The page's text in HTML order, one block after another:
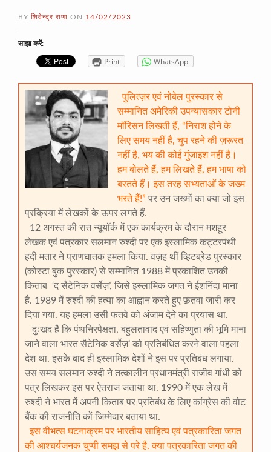
BY शिवेन्द्र राणा ON 14/02/2023
साझा करें:
Print WhatsApp
पुलित्ज़र एवं नोबेल पुरस्कार से
सम्मानित अमेरिकी उपन्यासकार टोनी
मॉरिसन लिखती हैं, “निराश होने के
लिए समय नहीं है, चुप रहने की ज़रूरत
नहीं है, भय की कोई गुंजाइश नहीं है।
हम बोलते हैं, हम लिखते हैं, हम भाषा को
बरतते हैं। इस तरह सभ्यताओं के जख्म
भरते हैं!” पर उन जख्मों का क्या जो इस
प्रक्रिया में लेखकों के ऊपर लगते हैं.
12 अगस्त की रात न्यूयॉर्क में एक कार्यक्रम के दौरान मशहूर
लेखक एवं पत्रकार सलमान रुश्दी पर एक इस्लामिक कट्टरपंथी
हदी मतार ने प्राणघातक हमला किया. वज़ह थीं व्हिटब्रेड पुरस्कार
(कोस्टा बुक पुरस्कार) से सम्मानित 1988 में प्रकाशित उनकी
किताब ‘द सैटेनिक वर्सेज़’, जिसे इस्लामिक जगत ने ईशनिंदा माना
है. 1989 में रुश्दी की हत्या का आह्वान करते हुए फ़तवा जारी कर
दिया गया. यह हमला उसी फतवे को अंजाम देने का प्रयास था.
दुःखद है कि पंथनिरपेक्षता, बहुलतावाद एवं सहिष्णुता की भूमि माना
जाने वाला भारत सैटेनिक वर्सेज़’ को प्रतिबंधित करने वाला पहला
देश था. इसके बाद ही इस्लामिक देशों ने इस पर प्रतिबंध लगाया.
उस समय सलमान रुश्दी ने तत्कालीन प्रधानमंत्री राजीव गांधी को
पत्र लिखकर इस पर ऐतराज जताया था. 1990 में एक लेख में
रुश्दी ने भारत में अपनी किताब पर प्रतिबंध के लिए कांग्रेस की वोट
बैंक की राजनीति कों जिम्मेदार बताया था.
इस वीभत्स घटनाक्रम पर भारतीय साहित्य एवं पत्रकारिता जगत
की आश्चर्यजनक चुप्पी समझ से परे है. क्या पत्रकारिता जगत की